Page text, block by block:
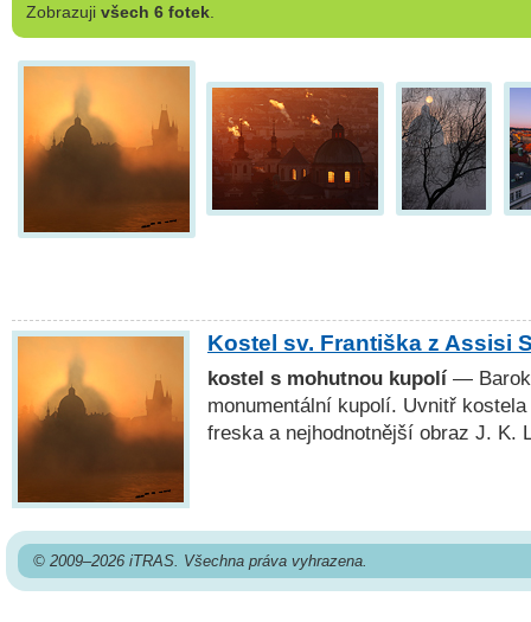
Zobrazuji všech 6 fotek.
Kostel sv. Františka z Assisi
kostel s mohutnou kupolí —
monumentální kupolí. Uvnitř
freska a nejhodnotnější obraz J. K.
© 2009–2026 iTRAS. Všechna práva vyhrazena.